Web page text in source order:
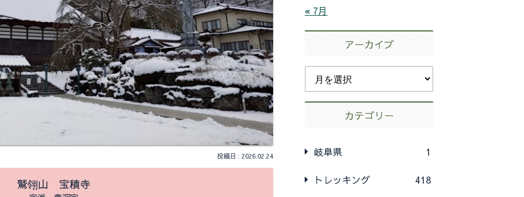
2026.02.24
鷲翎山 宝積寺
« 7月
アーカイブ
カテゴリー
岐阜県 1
トレッキング 418